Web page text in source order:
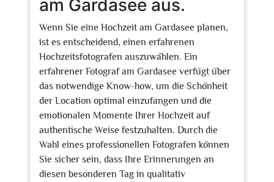
am Gardasee aus.
Wenn Sie eine Hochzeit am Gardasee planen,
ist es entscheidend, einen erfahrenen
Hochzeitsfotografen auszuwählen. Ein
erfahrener Fotograf am Gardasee verfügt über
das notwendige Know-how, um die Schönheit
der Location optimal einzufangen und die
emotionalen Momente Ihrer Hochzeit auf
authentische Weise festzuhalten. Durch die
Wahl eines professionellen Fotografen können
Sie sicher sein, dass Ihre Erinnerungen an
diesen besonderen Tag in qualitativ